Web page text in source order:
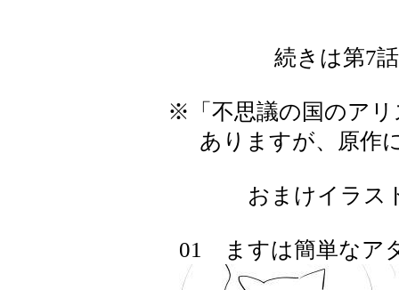
続きは第7
※「不思議の国のアリ
ありますが、原作
おまけイラス
01 ますは簡単なア